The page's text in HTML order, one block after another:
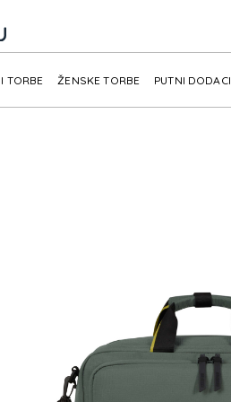
TORBE ŽENSKE TORBE PUTNI DODACI